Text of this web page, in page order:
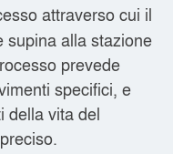
attraverso cui il
supina alla stazione
prevede
specifici, e
della vita del